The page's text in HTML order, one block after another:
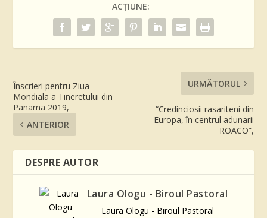
ACȚIUNE:
Înscrieri pentru Ziua
Mondiala a Tineretului din
Panama 2019,
ANTERIOR
URMĂTORUL
“Credinciosii rasariteni din
Europa, în centrul adunarii
ROACO”,
DESPRE AUTOR
Laura Ologu - Biroul Pastoral
Laura Ologu - Biroul Pastoral